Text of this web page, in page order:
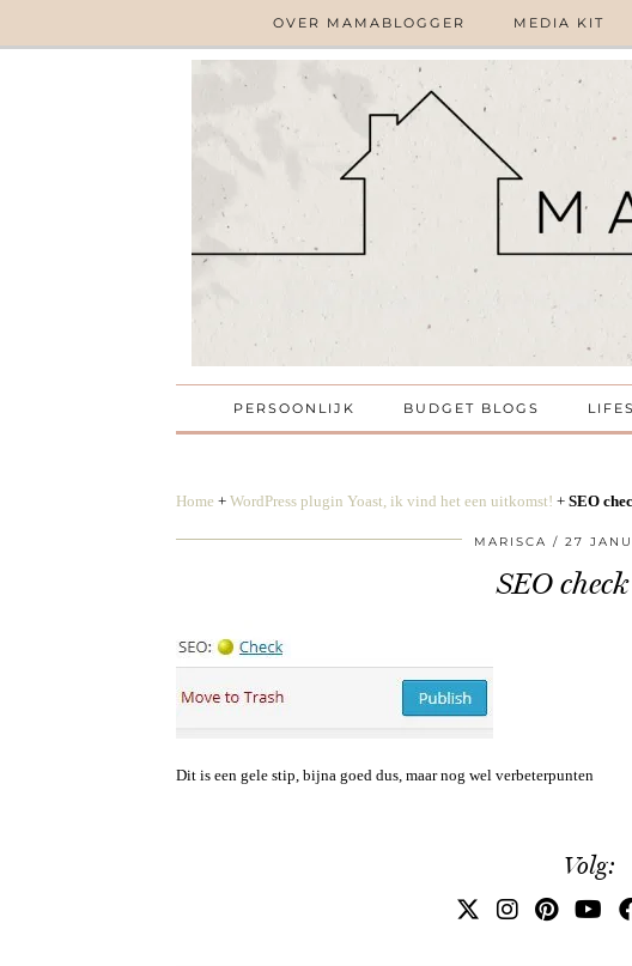
OVER MAMABLOGGER MEDIA KIT
PERSOONLIJK BUDGET BLOGS
Home + WordPress plugin Yoast, ik vind het een uitkomst! + SEO
MARISCA 27
SEO
Dit is een gele stip, bijna goed dus, maar nog wel verbeterpunten
Volg: